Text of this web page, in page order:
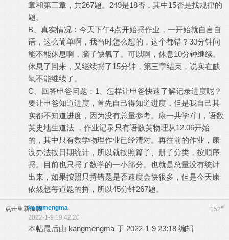
章和第三章，共267题。249是18否，其中15否是找规律的
题。
B、真实情况：今天下午4点开始捋作业，一开始就自言自
语，这么简单啊，我当时怎么想的，这个都错？30分钟问
能不能休息啊，脑子缺氧了。可以啊，休息10分钟继续。
休息了回来，又继续捋了15分钟，第三章结束，说实在缺
氧不能继续了。
C、回答申爸问题：1、怎样让申爸快速了解记录进度呢？
要让申爸知道进度，首先自己得知道进度，但是我自己其
实都不知道进度，因为没有总量参考。康一共学7门，语数
英史地生道法 ，作业记录只有语数英物理从12.06开始
的，其中只有数学物理作业已经清对。再往前的作业，康
没办法按日期统计，所以就按照篇子、册子分类，按顺序
捋。目前也只捋了数学的一小部分。也就是总量没有统计
出来，如果按照只捋错题是否速度会快很多，但是今天康
依然想每道题的捋，所以45分钟267题。
点击重新加载 152#
kangmengma
2022-1-9 19:42:20
本帖最后由 kangmengma 于 2022-1-9 23:18 编辑